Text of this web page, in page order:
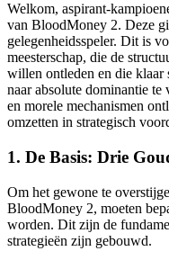
Welkom, aspirant-
van BloodMoney 2. Deze
gelegenheidsspeler. Dit is
meesterschap, die de
willen ontleden en die klaar
naar absolute dominantie
en morele mechanismen
omzetten in strategisch
1. De Basis: Drie
Om het gewone te
BloodMoney 2, moeten
worden. Dit zijn de
strategieën zijn gebouwd.